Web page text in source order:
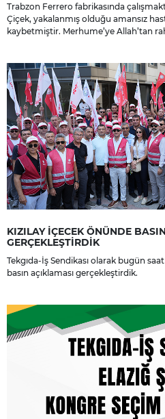
Trabzon Ferrero fabrikasında
Çiçek, yakalanmış olduğu amansız
kaybetmiştir. Merhume’ye Allah’tan
KIZILAY İÇECEK ÖNÜNDE
GERÇEKLEŞTİRDİK
Tekgıda-İş Sendikası olarak bugün saat
basın açıklaması gerçekleştirdik.